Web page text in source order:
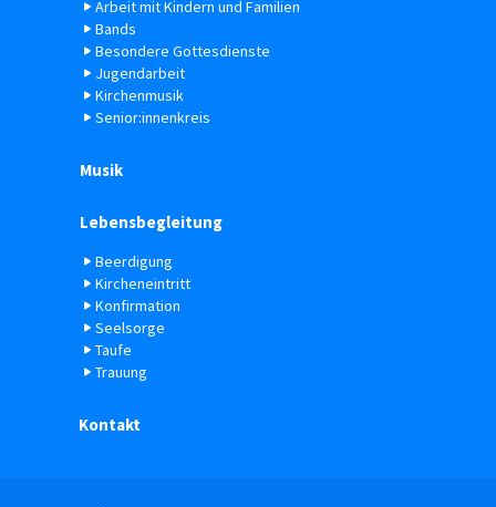
Arbeit mit Kindern und Familien
Bands
Besondere Gottesdienste
Jugendarbeit
Kirchenmusik
Senior:innenkreis
Musik
Lebensbegleitung
Beerdigung
Kircheneintritt
Konfirmation
Seelsorge
Taufe
Trauung
Kontakt